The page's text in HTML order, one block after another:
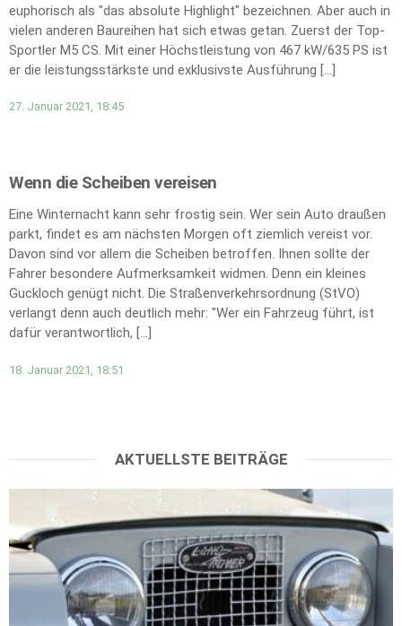
euphorisch als "das absolute Highlight" bezeichnen. Aber auch in
vielen anderen Baureihen hat sich etwas getan. Zuerst der Top-
Sportler M5 CS. Mit einer Höchstleistung von 467 kW/635 PS ist
er die leistungsstärkste und exklusivste Ausführung […]
27. Januar 2021, 18:45
Wenn die Scheiben vereisen
Eine Winternacht kann sehr frostig sein. Wer sein Auto draußen
parkt, findet es am nächsten Morgen oft ziemlich vereist vor.
Davon sind vor allem die Scheiben betroffen. Ihnen sollte der
Fahrer besondere Aufmerksamkeit widmen. Denn ein kleines
Guckloch genügt nicht. Die Straßenverkehrsordnung (StVO)
verlangt denn auch deutlich mehr: "Wer ein Fahrzeug führt, ist
dafür verantwortlich, […]
18. Januar 2021, 18:51
AKTUELLSTE BEITRÄGE